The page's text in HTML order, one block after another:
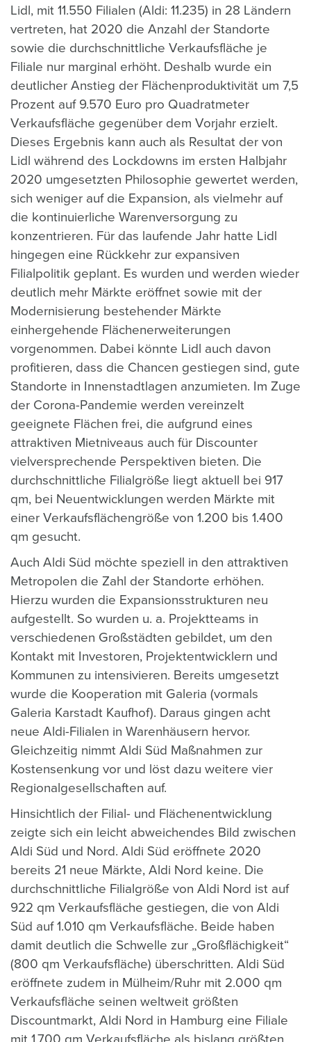
Lidl, mit 11.550 Filialen (Aldi: 11.235) in 28 Ländern
vertreten, hat 2020 die Anzahl der Standorte
sowie die durchschnittliche Verkaufsfläche je
Filiale nur marginal erhöht. Deshalb wurde ein
deutlicher Anstieg der Flächenproduktivität um 7,5
Prozent auf 9.570 Euro pro Quadratmeter
Verkaufsfläche gegenüber dem Vorjahr erzielt.
Dieses Ergebnis kann auch als Resultat der von
Lidl während des Lockdowns im ersten Halbjahr
2020 umgesetzten Philosophie gewertet werden,
sich weniger auf die Expansion, als vielmehr auf
die kontinuierliche Warenversorgung zu
konzentrieren. Für das laufende Jahr hatte Lidl
hingegen eine Rückkehr zur expansiven
Filialpolitik geplant. Es wurden und werden wieder
deutlich mehr Märkte eröffnet sowie mit der
Modernisierung bestehender Märkte
einhergehende Flächenerweiterungen
vorgenommen. Dabei könnte Lidl auch davon
profitieren, dass die Chancen gestiegen sind, gute
Standorte in Innenstadtlagen anzumieten. Im Zuge
der Corona-Pandemie werden vereinzelt
geeignete Flächen frei, die aufgrund eines
attraktiven Mietniveaus auch für Discounter
vielversprechende Perspektiven bieten. Die
durchschnittliche Filialgröße liegt aktuell bei 917
qm, bei Neuentwicklungen werden Märkte mit
einer Verkaufsflächengröße von 1.200 bis 1.400
qm gesucht.
Auch Aldi Süd möchte speziell in den attraktiven
Metropolen die Zahl der Standorte erhöhen.
Hierzu wurden die Expansionsstrukturen neu
aufgestellt. So wurden u. a. Projektteams in
verschiedenen Großstädten gebildet, um den
Kontakt mit Investoren, Projektentwicklern und
Kommunen zu intensivieren. Bereits umgesetzt
wurde die Kooperation mit Galeria (vormals
Galeria Karstadt Kaufhof). Daraus gingen acht
neue Aldi-Filialen in Warenhäusern hervor.
Gleichzeitig nimmt Aldi Süd Maßnahmen zur
Kostensenkung vor und löst dazu weitere vier
Regionalgesellschaften auf.
Hinsichtlich der Filial- und Flächenentwicklung
zeigte sich ein leicht abweichendes Bild zwischen
Aldi Süd und Nord. Aldi Süd eröffnete 2020
bereits 21 neue Märkte, Aldi Nord keine. Die
durchschnittliche Filialgröße von Aldi Nord ist auf
922 qm Verkaufsfläche gestiegen, die von Aldi
Süd auf 1.010 qm Verkaufsfläche. Beide haben
damit deutlich die Schwelle zur „Großflächigkeit“
(800 qm Verkaufsfläche) überschritten. Aldi Süd
eröffnete zudem in Mülheim/Ruhr mit 2.000 qm
Verkaufsfläche seinen weltweit größten
Discountmarkt, Aldi Nord in Hamburg eine Filiale